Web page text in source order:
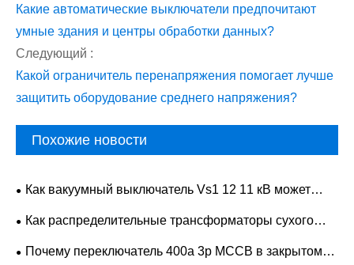
Какие автоматические выключатели предпочитают
умные здания и центры обработки данных?
Следующий :
Какой ограничитель перенапряжения помогает лучше
защитить оборудование среднего напряжения?
Похожие новости
Как вакуумный выключатель Vs1 12 11 кВ может
повысить безопасность энергосистемы среднего
Как распределительные трансформаторы сухого
типа мощностью 2,5 МВА могут повысить
Почему переключатель 400a 3p MCCB в закрытом